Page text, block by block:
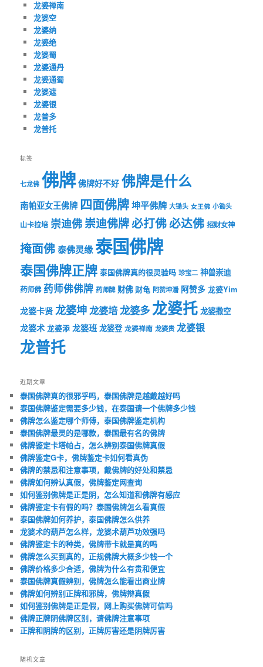
龙婆禅南
龙婆空
龙婆纳
龙婆绝
龙婆蜀
龙婆通丹
龙婆通蜀
龙婆遮
龙婆银
龙普多
龙普托
标签
七龙佛 佛牌 佛牌好不好 佛牌是什么
南帕亚女王佛牌 四面佛牌坤平佛牌 大锄头 女王佛 小锄头
山卡拉培 崇迪佛崇迪佛牌必打佛必达佛 招财女神
掩面佛泰佛灵缘泰国佛牌
泰国佛牌正牌 泰国佛牌真的很灵验吗 珍宝二 神兽崇迪
药师佛 药师佛佛牌 药师牌 财佛 财龟 阿赞坤潘 阿赞多 龙婆Yim
龙婆卡贤 龙婆坤龙婆培 龙婆多龙婆托 龙婆撒空
龙婆术 龙婆添 龙婆班 龙婆登 龙婆禅南 龙婆贵 龙婆银
龙普托
近期文章
泰国佛牌真的很邪乎吗，泰国佛牌是越戴越好吗
泰国佛牌鉴定需要多少钱，在泰国请一个佛牌多少钱
佛牌怎么鉴定哪个师傅，泰国佛牌鉴定机构
泰国佛牌最灵的是哪款，泰国最有名的佛牌
佛牌鉴定卡塔帕占，怎么辨别泰国佛牌真假
佛牌鉴定G卡，佛牌鉴定卡如何看真伪
佛牌的禁忌和注意事项，戴佛牌的好处和禁忌
佛牌如何辨认真假，佛牌鉴定网查询
如何鉴别佛牌是正是阴，怎么知道和佛牌有感应
佛牌鉴定卡有假的吗？泰国佛牌怎么看真假
泰国佛牌如何养护，泰国佛牌怎么供养
龙婆术的葫芦怎么样，龙婆术葫芦功效强吗
佛牌鉴定卡的种类，佛牌带卡就是真的吗
佛牌怎么买到真的，正规佛牌大概多少钱一个
佛牌价格多少合适，佛牌为什么有贵和便宜
泰国佛牌真假辨别，佛牌怎么能看出商业牌
佛牌如何辨别正牌和邪牌，佛牌辩真假
如何鉴别佛牌是正是假，网上购买佛牌可信吗
佛牌正牌阴佛牌区别，请佛牌注意事项
正牌和阴牌的区别，正牌厉害还是阴牌厉害
随机文章